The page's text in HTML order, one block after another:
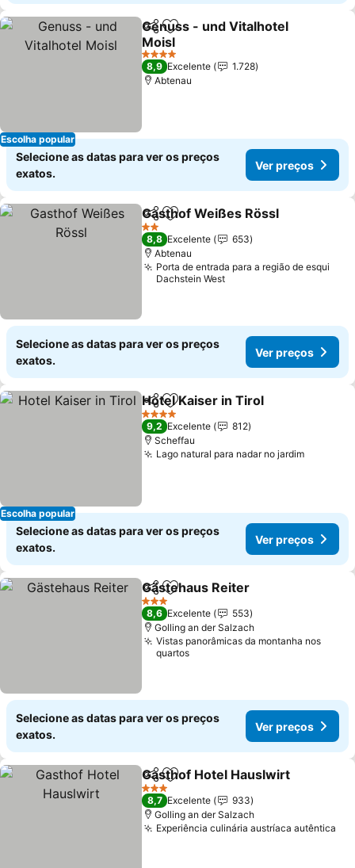
Escolha popular
PartilharAdicionar aos favoritos
Genuss - und Vitalhotel
Moisl
Ver preços
4 Estrelas
8,9 Excelente
1.728
Abtenau
Selecione as datas para ver os preços
exatos.
Ver preços
PartilharAdicionar aos favoritos
Gasthof Weißes Rössl
2 Estrelas
8,8 Excelente
653
Abtenau
Porta de entrada para a região de esqui
Dachstein West
Selecione as datas para ver os preços
exatos.
Ver preços
Escolha popular
PartilharAdicionar aos favoritos
Hotel Kaiser in Tirol
4 Estrelas
9,2 Excelente
812
Scheffau
Lago natural para nadar no jardimVer
Selecione as datas para ver os preços
exatos.
Ver preços
PartilharAdicionar aos favoritos
Gästehaus Reiter
3 Estrelas
8,6 Excelente
553
Golling an der Salzach
Vistas panorâmicas da montanha nos
quartos
Selecione as datas para ver os preços
exatos.
Ver preços
PartilharAdicionar aos favoritos
Gasthof Hotel Hauslwirt
3 Estrelas
8,7 Excelente
933
Golling an der Salzach
Experiência culinária austríaca autêntica